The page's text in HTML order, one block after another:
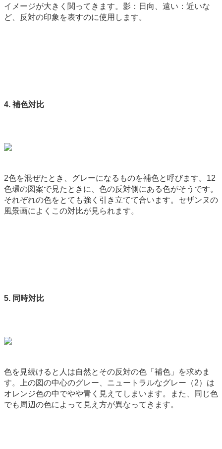
イメージが大きく関ってきます。影：日向、遠い：近いな
ど、反対の印象を表すのに使用します。
4. 補色対比
2色を混ぜたとき、グレーになるものを補色と呼びます。12
色環の図案で見たときに、色の反対側にある色がそうです。
それぞれの色をとても強く引き立てて合います。セザンヌの
風景画によくこの対比が見られます。
5. 同時対比
色を見続けると人は自然とその反対の色「補色」を求めま
す。上の図の中心のグレー、ニュートラルなグレー（2）は
オレンジ色の中でやや青く見えてしまいます。また、同じ色
でも周辺の色によって見え方が異なってきます。